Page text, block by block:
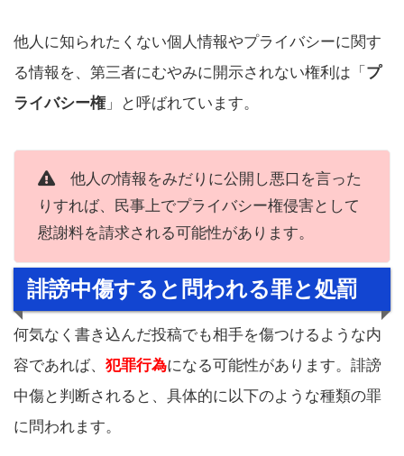
他人に知られたくない個人情報やプライバシーに関す
る情報を、第三者にむやみに開示されない権利は「 プ
ライバシー権」と呼ばれています。
他人の情報をみだりに公開し悪口を言った
りすれば、民事上でプライバシー権侵害として
慰謝料を請求される可能性があります。
誹謗中傷すると問われる罪と処罰
何気なく書き込んだ投稿でも相手を傷つけるような内
容であれば、 犯罪行為になる可能性があります。誹謗
中傷と判断されると、具体的に以下のような種類の罪
に問われます。